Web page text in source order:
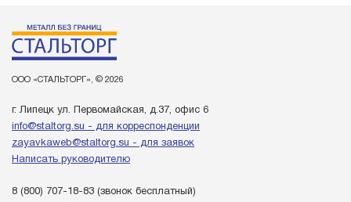
ООО «СТАЛЬТОРГ», © 2026
г. Липецк ул. Первомайская, д.37, офис 6
info@staltorg.su - для корреспонденции
zayavkaweb@staltorg.su - для заявок
Написать руководителю
8 (800) 707-18-83 (звонок бесплатный)